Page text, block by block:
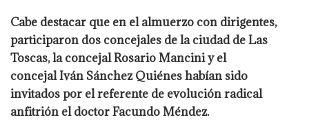
Cabe destacar que en el almuerzo con dirigentes,
participaron dos concejales de la ciudad de Las
Toscas, la concejal Rosario Mancini y el
concejal Iván Sánchez Quiénes habían sido
invitados por el referente de evolución radical
anfitrión el doctor Facundo Méndez.